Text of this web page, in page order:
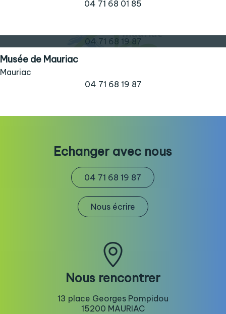
04 71 68 01 85
04 71 68 19 87
Musée de Mauriac
Mauriac
04 71 68 19 87
Echanger avec nous
04 71 68 19 87
Nous écrire
Nous rencontrer
13 place Georges Pompidou
15200 MAURIAC